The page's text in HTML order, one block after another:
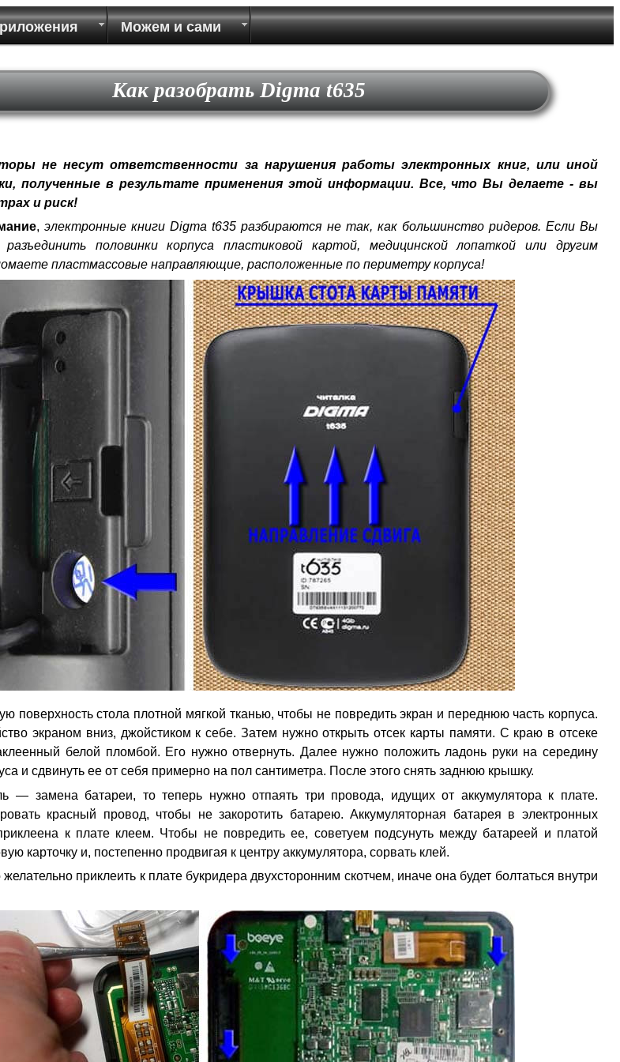
Можем и сами
Как разобрать Digma t635
не несут ответственности за нарушения работы электронных книг, или иной
полученные в результате применения этой информации. Все, что Вы делаете - вы
и риск!
,электронные книги Digma t635 разбираются не так, как большинство ридеров. Если Вы
половинки корпуса пластиковой картой, медицинской лопаткой или другим
пластмассовые направляющие, расположенные по периметру корпуса!
поверхность стола плотной мягкой тканью, чтобы не повредить экран и переднюю часть корпуса.
экраном вниз, джойстиком к себе. Затем нужно открыть отсек карты памяти. С краю в отсеке
белой пломбой. Его нужно отвернуть. Далее нужно положить ладонь руки на середину
и сдвинуть ее от себя примерно на пол сантиметра. После этого снять заднюю крышку.
— замена батареи, то теперь нужно отпаять три провода, идущих от аккумулятора к плате.
красный провод, чтобы не закоротить батарею. Аккумуляторная батарея в электронных
к плате клеем. Чтобы не повредить ее, советуем подсунуть между батареей и платой
карточку и, постепенно продвигая к центру аккумулятора, сорвать клей.
приклеить к плате букридера двухсторонним скотчем, иначе она будет болтаться внутри